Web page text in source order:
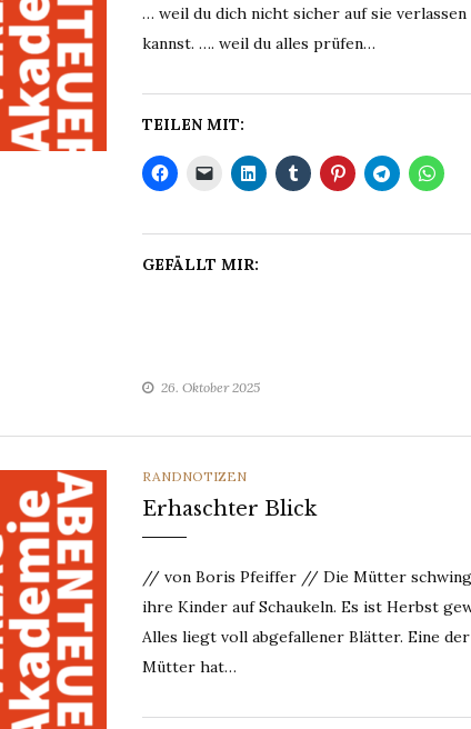
… weil du dich nicht sicher auf sie verlassen
kannst. …. weil du alles prüfen…
TEILEN MIT:
GEFÄLLT MIR:
26. Oktober 2025
CATEGORIES
RANDNOTIZEN
Erhaschter Blick
// von Boris Pfeiffer // Die Mütter
ihre Kinder auf Schaukeln. Es ist Herbst
Alles liegt voll abgefallener Blätter. Eine der
Mütter hat…